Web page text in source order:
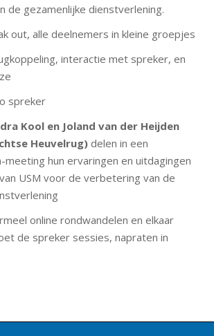
de gezamenlijke dienstverlening.
out, alle deelnemers in kleine groepjes
interactie met spreker, en
spreker
Kool en Joland van der Heijden
Heuvelrug) delen in een
hun ervaringen en uitdagingen
USM voor de verbetering van de
online rondwandelen en elkaar
de spreker sessies, napraten in